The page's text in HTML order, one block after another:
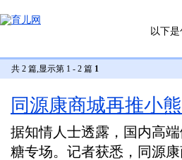
以下是
共 2 篇,显示第 1 - 2 篇 1
同源康商城再推小
据知情人士透露，国内高
糖专场。记者获悉，同源